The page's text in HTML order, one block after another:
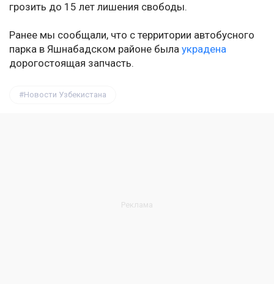
грозить до 15 лет лишения свободы.
Ранее мы сообщали, что с территории автобусного
парка в Яшнабадском районе была украдена
дорогостоящая запчасть.
Новости Узбекистана